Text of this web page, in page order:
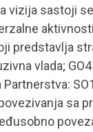
vizija sastoji
predstavlja
vlada;
sa